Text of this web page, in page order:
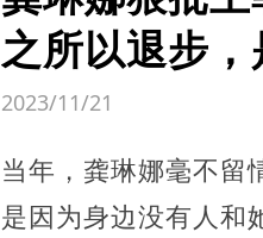
之所以退步
2023/11/21
当年，龚琳娜毫不留
是因为身边没有人和